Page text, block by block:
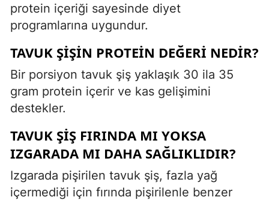
protein içeriği sayesinde diyet
programlarına uygundur.
TAVUK ŞIŞIN PROTEIN DEĞERI NEDIR?
Bir porsiyon tavuk şiş yaklaşık 30 ila 35
gram protein içerir ve kas gelişimini
destekler.
TAVUK ŞIŞ FIRINDA MI YOKSA
IZGARADA MI DAHA SAĞLIKLIDIR?
Izgarada pişirilen tavuk şiş, fazla yağ
içermediği için fırında pişirilenle benzer